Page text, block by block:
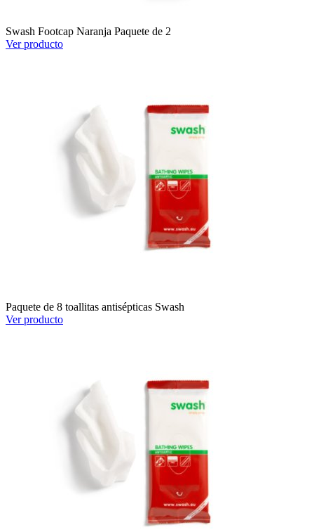
Swash Footcap Naranja Paquete de 2
Ver producto
Paquete de 8 toallitas antisépticas Swash
Ver producto